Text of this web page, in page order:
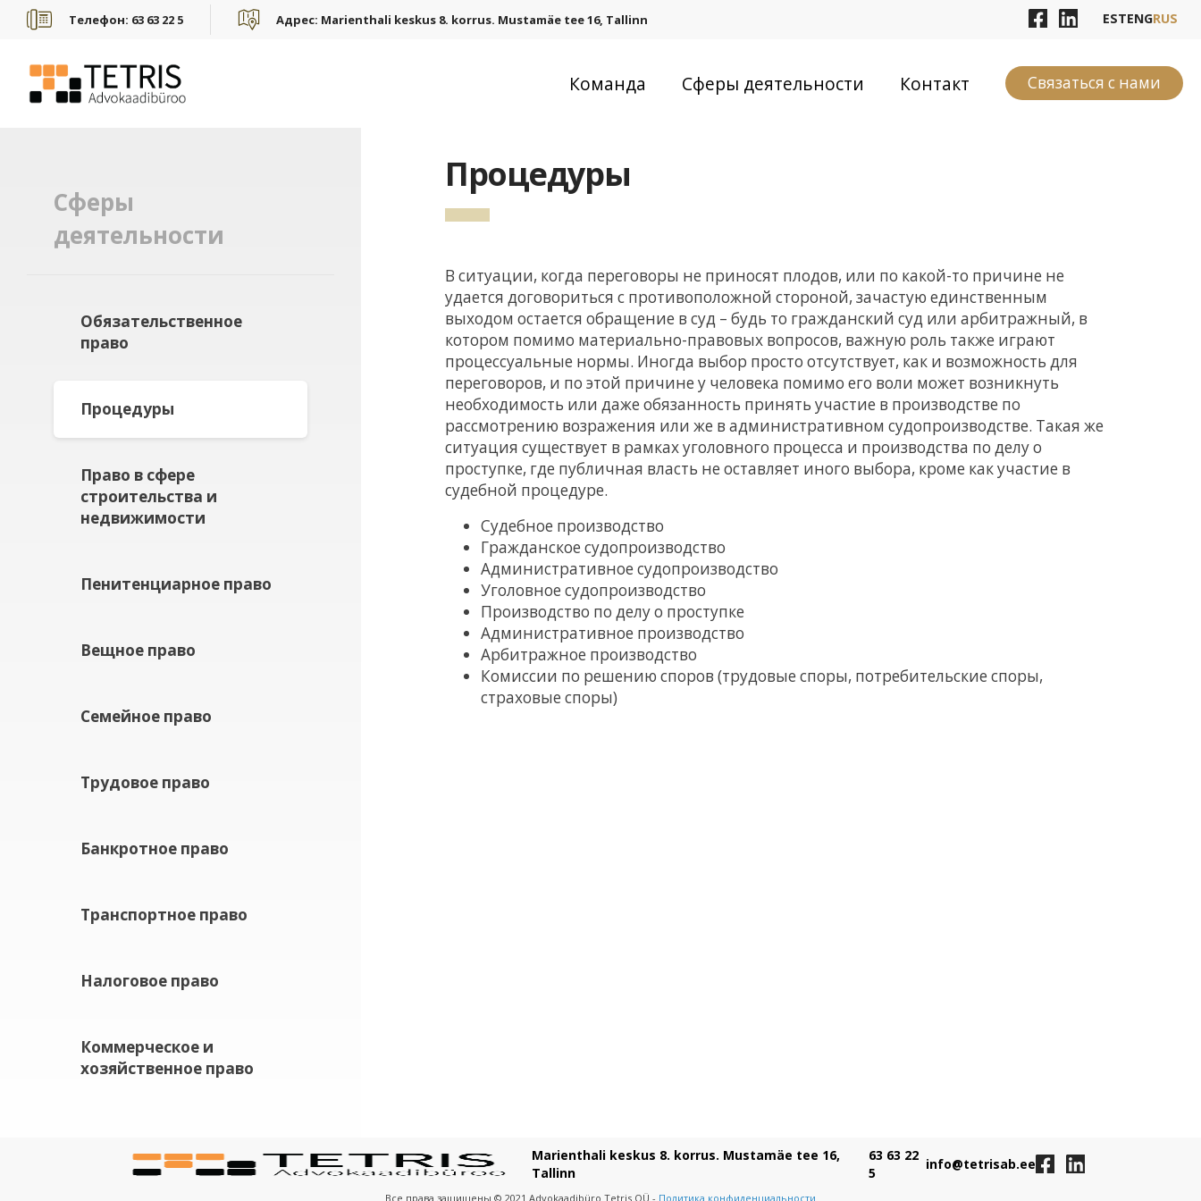
Телефон: 63 63 22 5 Адрес: Marienthali keskus 8. korrus. Mustamäe tee 16, Tallinn ESTENGRUS
Команда Сферы деятельности Контакт Связаться с нами
Сферы
деятельности
Обязательственное
право
Процедуры
Право в сфере
строительства и
недвижимости
Пенитенциарное право
Вещное право
Семейное право
Трудовое право
Банкротное право
Транспортное право
Налоговое право
Коммерческое и
хозяйственное право
Процедуры
В ситуации, когда переговоры не приносят плодов, или по какой-то причине не
удается договориться с противоположной стороной, зачастую единственным
выходом остается обращение в суд – будь то гражданский суд или арбитражный, в
котором помимо материально-правовых вопросов, важную роль также играют
процессуальные нормы. Иногда выбор просто отсутствует, как и возможность для
переговоров, и по этой причине у человека помимо его воли может возникнуть
необходимость или даже обязанность принять участие в производстве по
рассмотрению возражения или же в административном судопроизводстве. Такая же
ситуация существует в рамках уголовного процесса и производства по делу о
проступке, где публичная власть не оставляет иного выбора, кроме как участие в
судебной процедуре.
Судебное производство
Гражданское судопроизводство
Административное судопроизводство
Уголовное судопроизводство
Производство по делу о проступке
Административное производство
Арбитражное производство
Комиссии по решению споров (трудовые споры, потребительские споры,
страховые споры)
Marienthali keskus 8. korrus. Mustamäe tee 16,
Tallinn
63 63 22
5
info@tetrisab.ee
Все права защищены © 2021 Advokaadibüro Tetris OÜ - Политика конфиденциальности